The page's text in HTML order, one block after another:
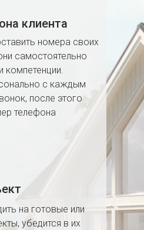
на готовые или
убедится в их
клиента
номера своих
самостоятельно
компетенции.
с каждым
после этого
телефона